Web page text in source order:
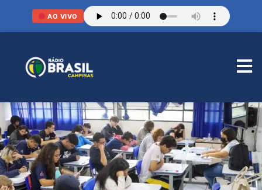
AO VIVO